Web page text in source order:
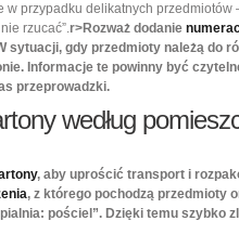
w przypadku delikatnych przedmiotów
rzucać”.r>Rozważ dodanie
sytuacji, gdy przedmioty należą do
Informacje te powinny być
przeprowadzki.
według
, aby uprościć transport i
, z którego pochodzą przedmioty
pościel”. Dzięki temu szybko